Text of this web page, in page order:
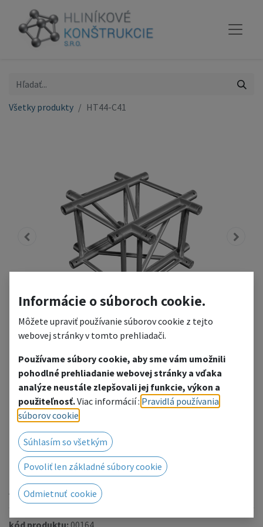
Všetky produkty HT44-C41
HT44-C41
4-way cross junction
Pridať do zoznamu želaní
Radi Vám poskytneme cenovú ponuku, kliknutím
prejdete na kontaktný formulár.
Alebo nás kontaktujte telefonicky / e-mailom.
kód produktu: 00164
Informácie o súboroch cookie.
Môžete upraviť používanie súborov cookie z tejto
webovej stránky v tomto prehliadači.
Používame súbory cookie, aby sme vám umožnili
pohodlné prehliadanie webovej stránky a vďaka
analýze neustále zlepšovali jej funkcie, výkon a
použiteľnosť.Viac informácií : Pravidlá používania
súborov cookie
Súhlasím so všetkým
Povoliť len základné súbory cookie
Odmietnuť cookie